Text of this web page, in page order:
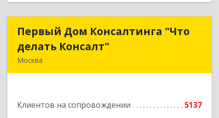
Первый Дом Консалтинга "Что
делать Консалт"
Москва
Клиентов на сопровождении
5137
Первый Дом Консалтинга "Что